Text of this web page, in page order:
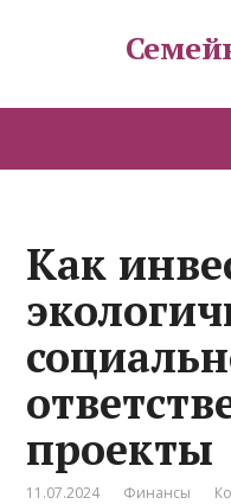
Как
проекты
11.07.2024 Финансы